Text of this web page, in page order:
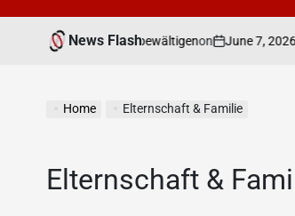
News Flash
besser zu bewältigenon June 7, 2026 Posted
Home Elternschaft & Familie
Elternschaft &